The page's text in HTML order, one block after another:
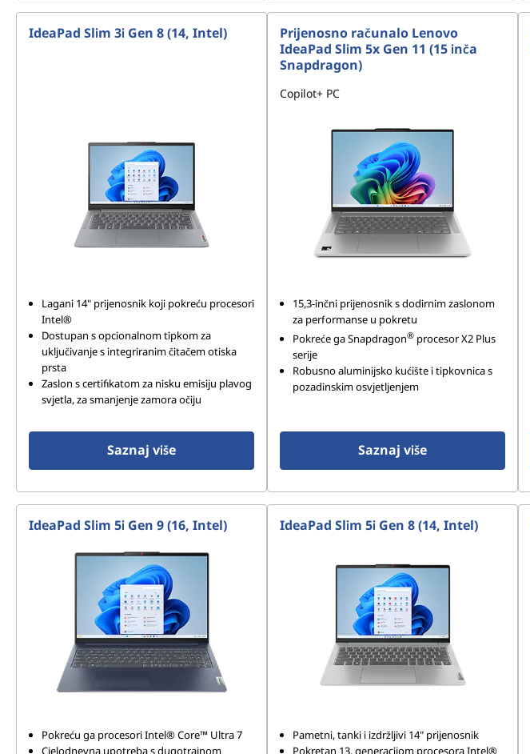
IdeaPad Slim 3i Gen 8 (14, Intel)
Lagani 14" prijenosnik koji pokreću procesori
Intel®
Dostupan s opcionalnom tipkom za
uključivanje s integriranim čitačem otiska
prsta
Zaslon s certifikatom za nisku emisiju plavog
svjetla, za smanjenje zamora očiju
Saznaj više
Prijenosno računalo Lenovo
IdeaPad Slim 5x Gen 11 (15 inča
Snapdragon)
Copilot+ PC
15,3-inčni prijenosnik s dodirnim zaslonom
za performanse u pokretu
Pokreće ga Snapdragon® procesor X2 Plus
serije
Robusno aluminijsko kućište i tipkovnica s
pozadinskim osvjetljenjem
Saznaj više
IdeaPad Slim 5i Gen 9 (16, Intel)
Pokreću ga procesori Intel® Core™ Ultra 7
Cjelodnevna upotreba s dugotrajnom
IdeaPad Slim 5i Gen 8 (14, Intel)
Pametni, tanki i izdržljivi 14" prijenosnik
Pokretan 13. generacijom procesora Intel®